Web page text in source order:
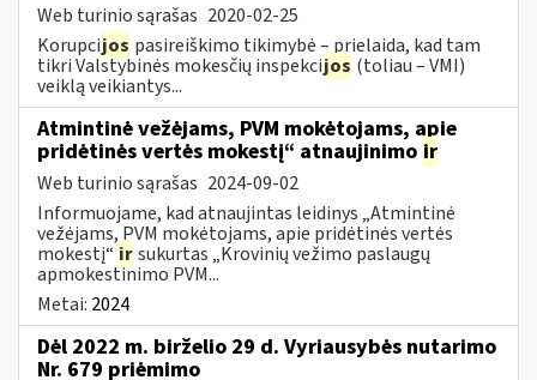
Web turinio sąrašas 2020-02-25
Korupcijos pasireiškimo tikimybė – prielaida, kad tam
tikri Valstybinės mokesčių inspekcijos (toliau – VMI)
veiklą veikiantys...
Atmintinė vežėjams, PVM mokėtojams, apie
pridėtinės vertės mokestį“ atnaujinimo ir
Web turinio sąrašas 2024-09-02
Informuojame, kad atnaujintas leidinys „Atmintinė
vežėjams, PVM mokėtojams, apie pridėtinės vertės
mokestį“ irsukurtas „Krovinių vežimo paslaugų
apmokestinimo PVM...
Metai: 2024
Dėl 2022 m. birželio 29 d. Vyriausybės nutarimo
Nr. 679 priėmimo